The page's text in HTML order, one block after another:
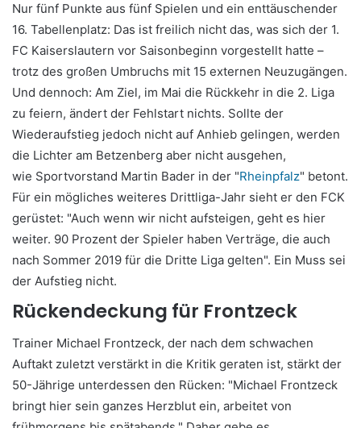
Nur fünf Punkte aus fünf Spielen und ein enttäuschender
16. Tabellenplatz: Das ist freilich nicht das, was sich der 1.
FC Kaiserslautern vor Saisonbeginn vorgestellt hatte –
trotz des großen Umbruchs mit 15 externen Neuzugängen.
Und dennoch: Am Ziel, im Mai die Rückkehr in die 2. Liga
zu feiern, ändert der Fehlstart nichts. Sollte der
Wiederaufstieg jedoch nicht auf Anhieb gelingen, werden
die Lichter am Betzenberg aber nicht ausgehen,
wie Sportvorstand Martin Bader in der "Rheinpfalz" betont.
Für ein mögliches weiteres Drittliga-Jahr sieht er den FCK
gerüstet: "Auch wenn wir nicht aufsteigen, geht es hier
weiter. 90 Prozent der Spieler haben Verträge, die auch
nach Sommer 2019 für die Dritte Liga gelten". Ein Muss sei
der Aufstieg nicht.
Rückendeckung für Frontzeck
Trainer Michael Frontzeck, der nach dem schwachen
Auftakt zuletzt verstärkt in die Kritik geraten ist, stärkt der
50-Jährige unterdessen den Rücken: "Michael Frontzeck
bringt hier sein ganzes Herzblut ein, arbeitet von